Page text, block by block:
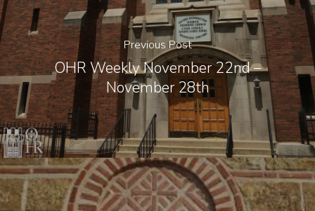
Previous Post
OHR Weekly November 22nd –
November 28th